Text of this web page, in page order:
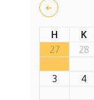
H K
27
28
3 4